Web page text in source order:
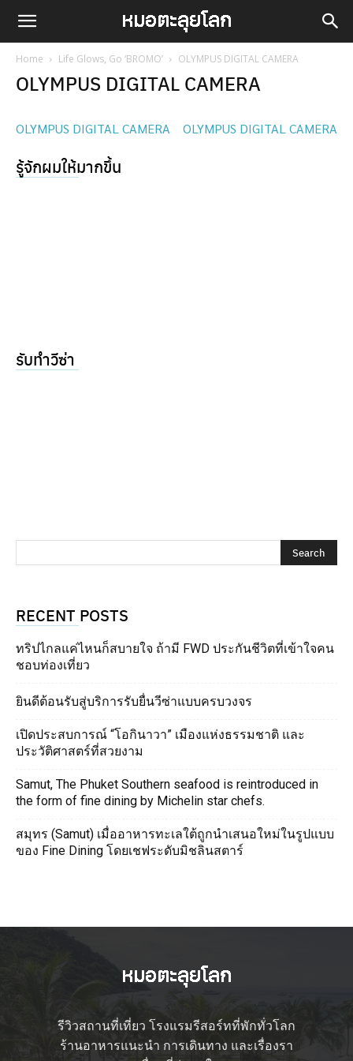
Home Life Glows, Go ‘BROMO’ OLYMPUS DIGITAL CAMERA
OLYMPUS DIGITAL CAMERA
OLYMPUS DIGITAL CAMERA OLYMPUS DIGITAL CAMERA
รู้จักผมให้มากขึ้น
รับทำวีซ่า
RECENT POSTS
ทริปไกลแค่ไหนก็สบายใจ ถ้ามี FWD ประกันชีวิตที่เข้าใจคน
ชอบท่องเที่ยว
ยินดีต้อนรับสู่บริการรับยื่นวีซ่าแบบครบวงจร
เปิดประสบการณ์ “โอกินาวา” เมืองแห่งธรรมชาติ และ
ประวัติศาสตร์ที่สวยงาม
Samut, The Phuket Southern seafood is reintroduced in
the form of fine dining by Michelin star chefs.
สมุทร (Samut) เมื่ออาหารทะเลใต้ถูกนำเสนอใหม่ในรูปแบบ
ของ Fine Dining โดยเชฟระดับมิชลินสตาร์
รีวิวสถานที่เที่ยว โรงแรมรีสอร์ทที่พักทั่วโลก
ร้านอาหารแนะนำ การเดินทาง และเรื่องรา